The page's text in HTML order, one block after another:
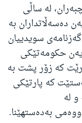
لە ساڵی
کە لەلایەن دەسەڵاتداران بە
سویدییان
حکومەتێکی
کە زۆر پشت بە
کە پارتێکی
لە